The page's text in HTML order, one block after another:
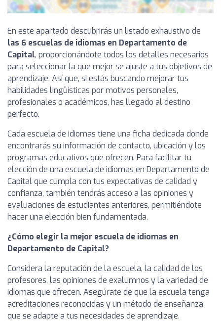
En este apartado descubrirás un listado exhaustivo de
las 6 escuelas de idiomas en Departamento de
Capital, proporcionándote todos los detalles necesarios
para seleccionar la que mejor se ajuste a tus objetivos de
aprendizaje. Así que, si estás buscando mejorar tus
habilidades lingüísticas por motivos personales,
profesionales o académicos, has llegado al destino
perfecto.
Cada escuela de idiomas tiene una ficha dedicada donde
encontrarás su información de contacto, ubicación y los
programas educativos que ofrecen. Para facilitar tu
elección de una escuela de idiomas en Departamento de
Capital que cumpla con tus expectativas de calidad y
confianza, también tendrás acceso a las opiniones y
evaluaciones de estudiantes anteriores, permitiéndote
hacer una elección bien fundamentada.
¿Cómo elegir la mejor escuela de idiomas en
Departamento de Capital?
Considera la reputación de la escuela, la calidad de los
profesores, las opiniones de exalumnos y la variedad de
idiomas que ofrecen. Asegúrate de que la escuela tenga
acreditaciones reconocidas y un método de enseñanza
que se adapte a tus necesidades de aprendizaje.